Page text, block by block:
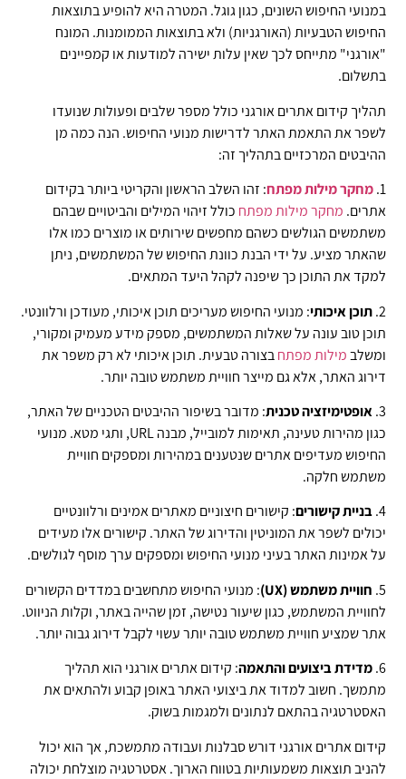
במנועי החיפוש השונים, כגון גוגל. המטרה היא להופיע בתוצאות
החיפוש הטבעיות (האורגניות) ולא בתוצאות הממומנות. המונח
"אורגני" מתייחס לכך שאין עלות ישירה למודעות או קמפיינים
בתשלום.
תהליך קידום אתרים אורגני כולל מספר שלבים ופעולות שנועדו
לשפר את התאמת האתר לדרישות מנועי החיפוש. הנה כמה מן
ההיבטים המרכזיים בתהליך זה:
1. מחקרמילותמפתח: זהו השלב הראשון והקריטי ביותר בקידום
אתרים. מחקרמילותמפתח כולל זיהוי המילים והביטויים שבהם
משתמשים הגולשים כשהם מחפשים שירותים או מוצרים כמו אלו
שהאתר מציע. על ידי הבנת כוונת החיפוש של המשתמשים, ניתן
למקד את התוכן כך שיפנה לקהל היעד המתאים.
2. תוכן איכותי: מנועי החיפוש מעריכים תוכן איכותי, מעודכן ורלוונטי.
תוכן טוב עונה על שאלות המשתמשים, מספק מידע מעמיק ומקורי,
ומשלבמילותמפתחבצורה טבעית. תוכן איכותי לא רק משפר את
דירוג האתר, אלא גם מייצר חוויית משתמש טובה יותר.
3. אופטימיזציה טכנית: מדובר בשיפור ההיבטים הטכניים של האתר,
כגון מהירות טעינה, תאימות למובייל, מבנה URL, ותגי מטא. מנועי
החיפוש מעדיפים אתרים שנטענים במהירות ומספקים חוויית
משתמש חלקה.
4. בניית קישורים: קישורים חיצוניים מאתרים אמינים ורלוונטיים
יכולים לשפר את המוניטין והדירוג של האתר. קישורים אלו מעידים
על אמינות האתר בעיני מנועי החיפוש ומספקים ערך מוסף לגולשים.
5. חוויית משתמש (UX)
: מנועי החיפוש מתחשבים במדדים הקשורים
לחוויית המשתמש, כגון שיעור נטישה, זמן שהייה באתר, וקלות הניווט.
אתר שמציע חוויית משתמש טובה יותר עשוי לקבל דירוג גבוה יותר.
6. מדידת ביצועים והתאמה: קידום אתרים אורגני הוא תהליך
מתמשך. חשוב למדוד את ביצועי האתר באופן קבוע ולהתאים את
האסטרטגיה בהתאם לנתונים ולמגמות בשוק.
קידום אתרים אורגני דורש סבלנות ועבודה מתמשכת, אך הוא יכול
להניב תוצאות משמעותיות בטווח הארוך. אסטרטגיה מוצלחת יכולה